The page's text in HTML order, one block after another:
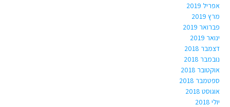
אפריל 2019
מרץ 2019
פברואר 2019
ינואר 2019
דצמבר 2018
נובמבר 2018
אוקטובר 2018
ספטמבר 2018
אוגוסט 2018
יולי 2018